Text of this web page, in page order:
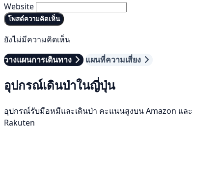
Website
โพสต์ความคิดเห็น
ยังไม่มีความคิดเห็น
วางแผนการเดินทาง
แผนที่ความเสี่ยง
อุปกรณ์เดินป่าในญี่ปุ่น
อุปกรณ์รับมือหมีและเดินป่า คะแนนสูงบน Amazon และ
Rakuten